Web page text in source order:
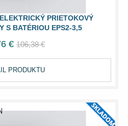
PRIETOKOVÝ
S BATÉRIOU EPS2-3,5
€ 106,38 €
PRODUKTU